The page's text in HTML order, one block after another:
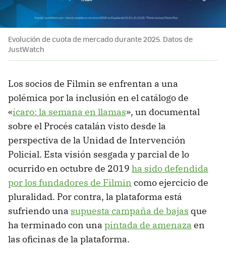
Evolución de cuota de mercado durante 2025. Datos de
JustWatch
Los socios de Filmin se enfrentan a una
polémica por la inclusión en el catálogo de
«ícaro: la semana en llamas», un documental
sobre el Procés catalán visto desde la
perspectiva de la Unidad de Intervención
Policial. Esta visión sesgada y parcial de lo
ocurrido en octubre de 2019 ha sido defendida
por los fundadores de Filmin como ejercicio de
pluralidad. Por contra, la plataforma está
sufriendo una supuesta campaña de bajas que
ha terminado con una pintada de amenaza en
las oficinas de la plataforma.